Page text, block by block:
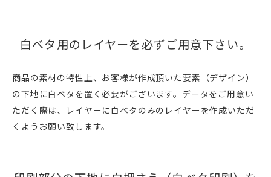
白ベタ用のレイヤーを必ずご用意下さい。
商品の素材の特性上、お客様が作成頂いた要素（デザイン）
の下地に白ベタを置く必要がございます。データをご用意い
ただく際は、レイヤーに白ベタのみのレイヤーを作成いただ
くようお願い致します。